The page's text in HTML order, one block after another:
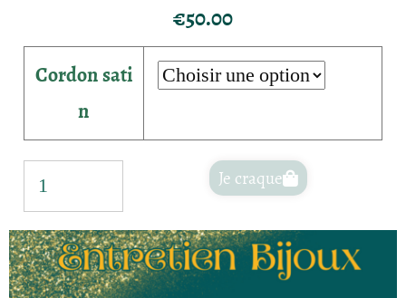
€50.00
Cordon sati
n
Je craque